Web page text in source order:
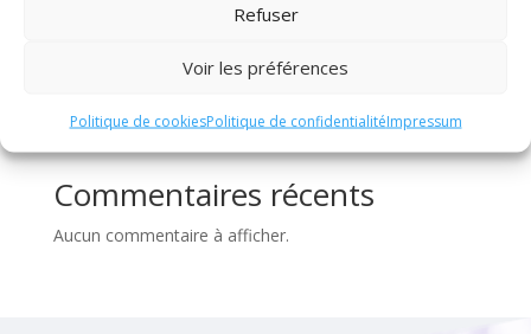
Refuser
Voir les préférences
Politique de cookiesPolitique de confidentialitéImpressum
Aumônerie diocésaine des jeunes Pros d’Ariège
JMJistes
Commentaires récents
Aucun commentaire à afficher.